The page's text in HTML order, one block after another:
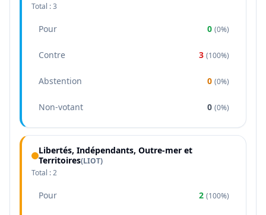
Total :3
Pour 0 (0%)
Contre 3 (100%)
Abstention 0 (0%)
Non-votant 0 (0%)
Libertés, Indépendants, Outre-mer et
Territoires(LIOT)
Total :2
Pour 2 (100%)